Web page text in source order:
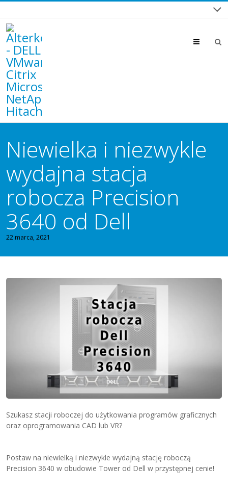
Menu
Niewielka i niezwykle
wydajna stacja
robocza Precision
3640 od Dell
22 marca, 2021
Szukasz stacji roboczej do użytkowania programów graficznych
oraz oprogramowania CAD lub VR?
Postaw na niewielką i niezwykle wydajną stację roboczą
Precision 3640 w obudowie Tower od Dell w przystępnej cenie!